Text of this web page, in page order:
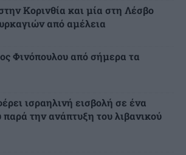
Κορινθία και μία στη Λέσβο
από αμέλεια
Φινόπουλου από σήμερα τα
ισραηλινή εισβολή σε ένα
παρά την ανάπτυξη του λιβανικού